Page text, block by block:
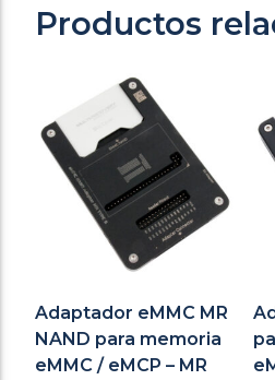
Productos
Adaptador eMMC MR
NAND para memoria
eMMC / eMCP – MR